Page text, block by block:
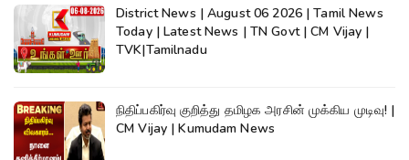
District News | August 06 2026 | Tamil News
Today | Latest News | TN Govt | CM Vijay |
TVK|Tamilnadu
நிதிப்பகிர்வு குறித்து தமிழக அரசின் முக்கிய முடிவு! |
CM Vijay | Kumudam News